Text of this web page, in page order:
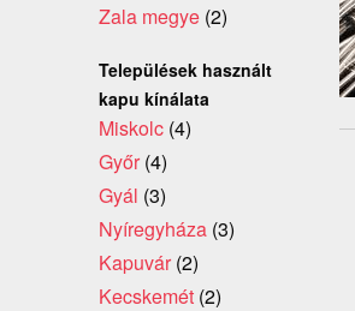
Zala megye (2)
Települések használt
kapu kínálata
Miskolc (4)
Győr (4)
Gyál (3)
Nyíregyháza (3)
Kapuvár (2)
Kecskemét (2)